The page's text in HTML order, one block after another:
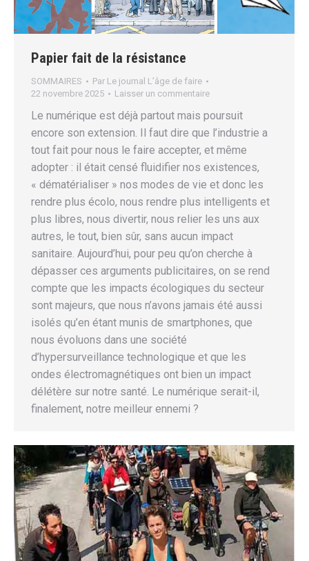
Papier fait de la résistance
SOMMAIRES Par Le journal L’âge de faire
22 novembre 2025
Laisser un commentaire
Le numérique est déjà partout mais poursuit
encore son extension. Il faut dire que l’industrie a
tout fait pour nous le faire accepter, et même
adopter : il était censé fluidifier nos existences,
« dématérialiser » nos modes de vie et donc les
rendre plus écolo, nous rendre plus intelligents et
plus libres, nous divertir, nous relier les uns aux
autres, le tout, bien sûr, sans aucun impact
sanitaire. Aujourd’hui, pour peu qu’on cherche à
dépasser ces arguments publicitaires, on se rend
compte que les impacts écologiques du secteur
sont majeurs, que nous n’avons jamais été aussi
isolés qu’en étant munis de smartphones, que
nous évoluons dans une société
d’hypersurveillance technologique et que les
ondes électromagnétiques ont bien un impact
délétère sur notre santé. Le numérique serait-il,
finalement, notre meilleur ennemi ?